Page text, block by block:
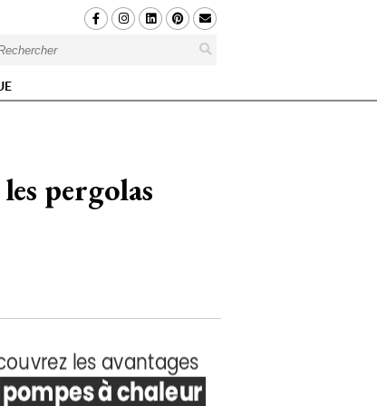
pergolas